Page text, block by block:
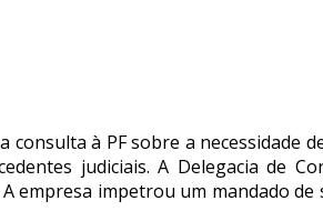
à PF sobre a necessidade
judiciais. A Delegacia de
empresa impetrou um mandado de